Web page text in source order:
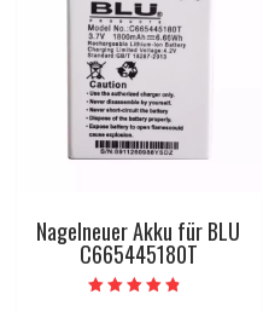
Nagelneuer Akku für BLU
C665445180T